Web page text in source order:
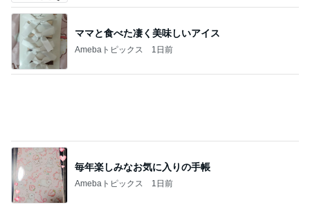
ママと食べた凄く美味しいアイス
Amebaトピックス 1日前
毎年楽しみなお気に入りの手帳
Amebaトピックス 1日前